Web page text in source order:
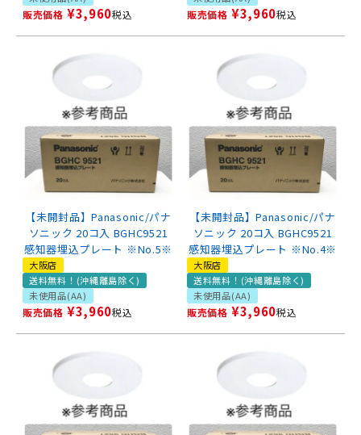
販売価格 ¥3,960税込 販売価格 ¥3,960税込
【未開封品】Panasonic/パナ
ソニック 20コ入 BGHC9521
感知器埋込プレート ※No.5※
大阪店
送料無料！(沖縄離島除く)
未使用品(AA)
販売価格 ¥3,960税込
【未開封品】Panasonic/パナ
ソニック 20コ入 BGHC9521
感知器埋込プレート ※No.4※
大阪店
送料無料！(沖縄離島除く)
未使用品(AA)
販売価格 ¥3,960税込